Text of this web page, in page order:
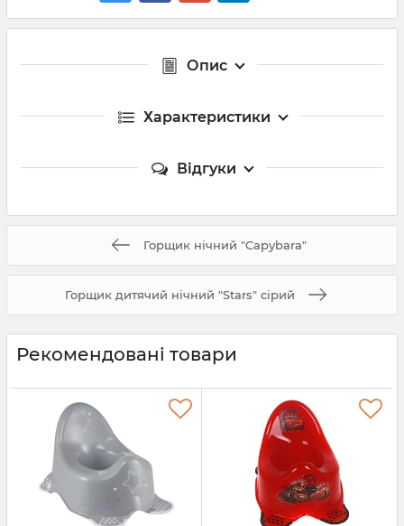
Опис
Характеристики
Відгуки
Горщик нічний "Capybara"
Горщик дитячий нічний "Stars" сірий
Рекомендовані товари